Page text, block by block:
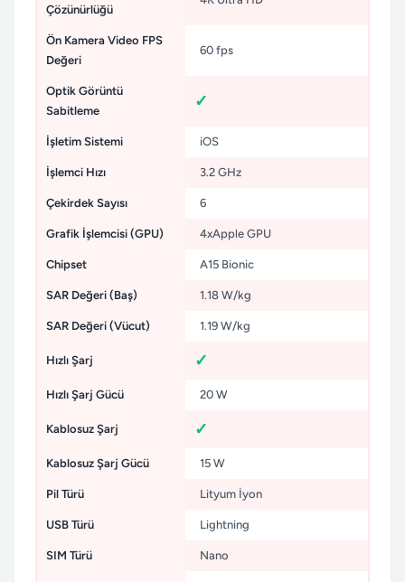
Çözünürlüğü
Ön Kamera Video FPS
Değeri
60 fps
Optik Görüntü
Sabitleme
İşletim Sistemi iOS
İşlemci Hızı 3.2 GHz
Çekirdek Sayısı 6
Grafik İşlemcisi (GPU) 4xApple GPU
Chipset A15 Bionic
SAR Değeri (Baş) 1.18 W/kg
SAR Değeri (Vücut) 1.19 W/kg
Hızlı Şarj
Hızlı Şarj Gücü 20 W
Kablosuz Şarj
Kablosuz Şarj Gücü 15 W
Pil Türü Lityum İyon
USB Türü Lightning
SIM Türü Nano